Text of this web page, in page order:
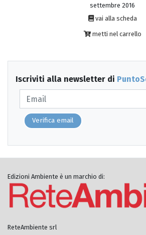
settembre 2016
vai alla scheda
metti nel carrello
Iscriviti alla newsletter di
Verifica email
Edizioni Ambiente è un marchio di:
ReteAmbiente srl